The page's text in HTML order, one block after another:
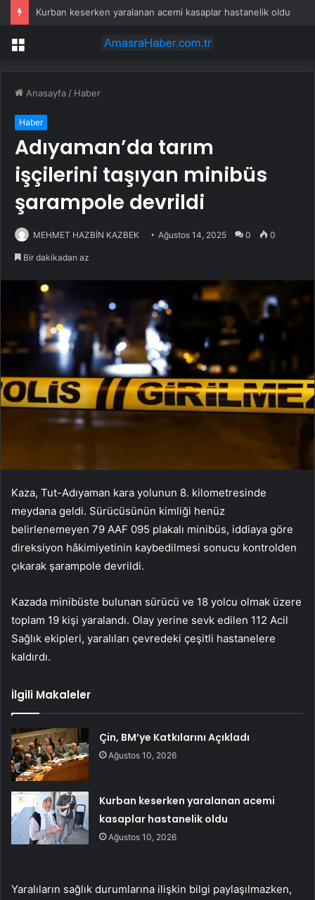
Kurban keserken yaralanan acemi kasaplar hastanelik oldu
Menü
Anasayfa / Haber
Haber
Adıyaman’da tarım
işçilerini taşıyan minibüs
şarampole devrildi
MEHMET HAZBİN KAZBEK Ağustos 14, 2025 0 0
Bir dakikadan az
Kaza, Tut-Adıyaman kara yolunun 8. kilometresinde
meydana geldi. Sürücüsünün kimliği henüz
belirlenemeyen 79 AAF 095 plakalı minibüs, iddiaya göre
direksiyon hâkimiyetinin kaybedilmesi sonucu kontrolden
çıkarak şarampole devrildi.
Kazada minibüste bulunan sürücü ve 18 yolcu olmak üzere
toplam 19 kişi yaralandı. Olay yerine sevk edilen 112 Acil
Sağlık ekipleri, yaralıları çevredeki çeşitli hastanelere
kaldırdı.
İlgili Makaleler
Çin, BM’ye Katkılarını Açıkladı
Ağustos 10, 2026
Kurban keserken yaralanan acemi
kasaplar hastanelik oldu
Ağustos 10, 2026
Yaralıların sağlık durumlarına ilişkin bilgi paylaşılmazken,